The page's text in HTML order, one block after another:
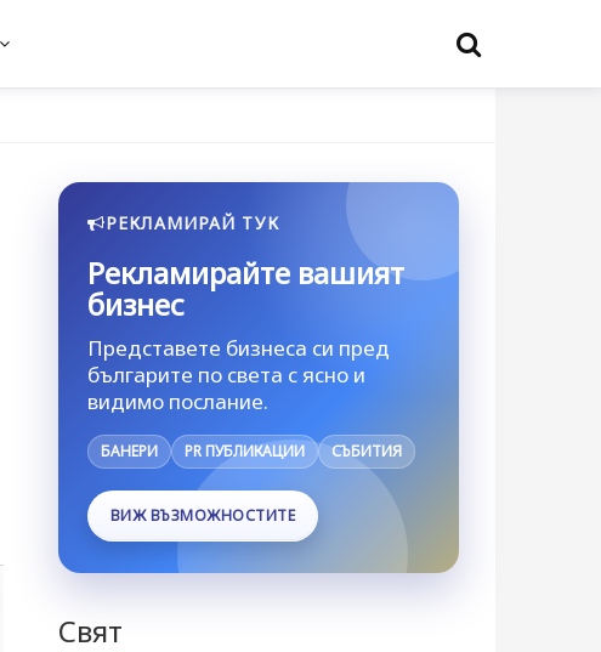
РЕКЛАМИРАЙ ТУК
Рекламирайте вашият
бизнес
Представете бизнеса си пред
българите по света с ясно и
видимо послание.
БАНЕРИ PR ПУБЛИКАЦИИ СЪБИТИЯ
ВИЖ ВЪЗМОЖНОСТИТЕ
Свят